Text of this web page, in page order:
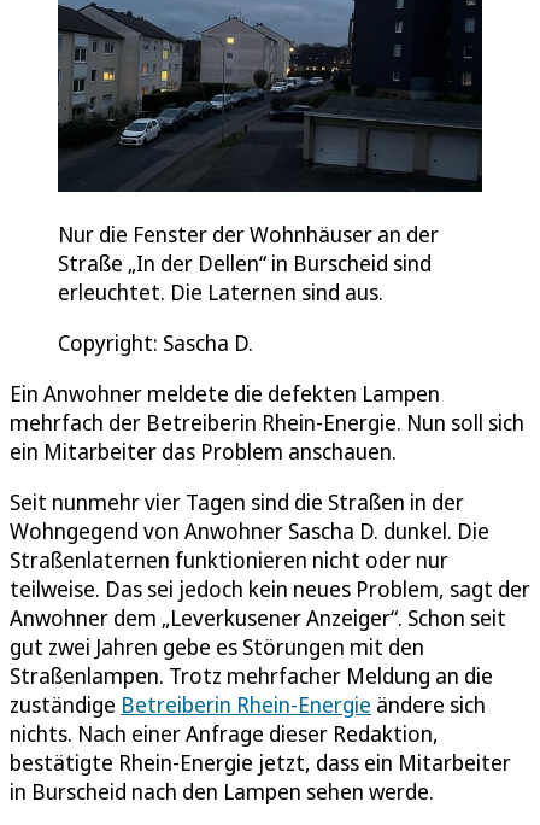
Nur die Fenster der Wohnhäuser an der
Straße „In der Dellen“ in Burscheid sind
erleuchtet. Die Laternen sind aus.
Copyright: Sascha D.
Ein Anwohner meldete die defekten Lampen
mehrfach der Betreiberin Rhein-Energie. Nun soll sich
ein Mitarbeiter das Problem anschauen.
Seit nunmehr vier Tagen sind die Straßen in der
Wohngegend von Anwohner Sascha D. dunkel. Die
Straßenlaternen funktionieren nicht oder nur
teilweise. Das sei jedoch kein neues Problem, sagt der
Anwohner dem „Leverkusener Anzeiger“. Schon seit
gut zwei Jahren gebe es Störungen mit den
Straßenlampen. Trotz mehrfacher Meldung an die
zuständige Betreiberin Rhein-Energie ändere sich
nichts. Nach einer Anfrage dieser Redaktion,
bestätigte Rhein-Energie jetzt, dass ein Mitarbeiter
in Burscheid nach den Lampen sehen werde.